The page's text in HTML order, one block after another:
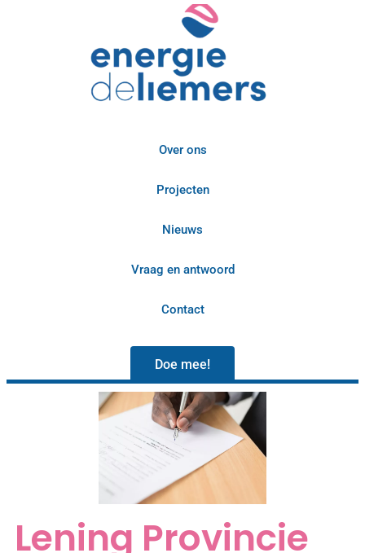
Over ons
Projecten
Nieuws
Vraag en antwoord
Contact
Doe mee!
Lening Provincie